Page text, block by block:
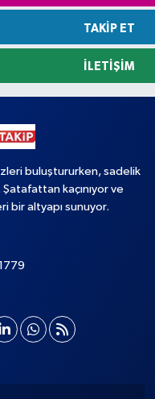
TAKIP ET
İLETIŞIM
buluştururken, sadelik
kaçınıyor ve
bir altyapı sunuyor.